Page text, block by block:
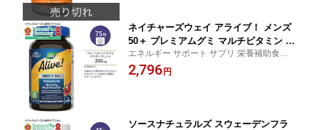
ネイチャーズウェイ アライブ！ メンズ
50＋ プレミアムグミ マルチビタミン 75
粒 Nature's Way Alive！ Men's 50+ Pre
mium Gummies Multivitamin 健康サ
エネルギー サポート サプリ 栄養補助食品
ヘルスケア
2,796円
ソースナチュラルズ スウェーデンフラ